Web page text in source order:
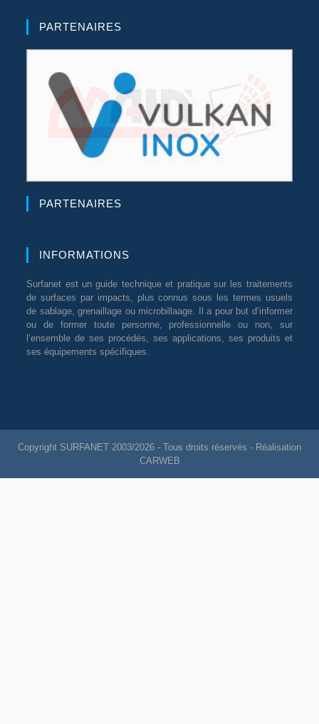
PARTENAIRES
PARTENAIRES
INFORMATIONS
Surfanet est un guide technique et pratique sur les traitements
de surfaces par impacts, plus connus sous les termes usuels
de sablage, grenaillage ou microbillaage. Il a pour but d’informer
ou de former toute personne, professionnelle ou non, sur
l’ensemble de ses procédés, ses applications, ses produits et
ses équipements spécifiques.
Copyright SURFANET 2003/2026 - Tous droits réservés - Réalisation
CARWEB